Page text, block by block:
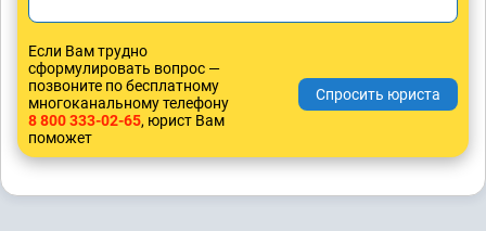
Если Вам трудно
сформулировать вопрос —
позвоните по бесплатному
многоканальному телефону
8 800 333-02-65, юрист Вам
поможет